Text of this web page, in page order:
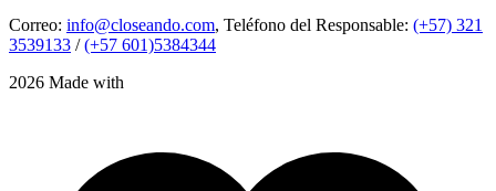
Correo: info@closeando.com, Teléfono del Responsable: (+57) 321
3539133 /(+57 601)5384344
2026 Made with